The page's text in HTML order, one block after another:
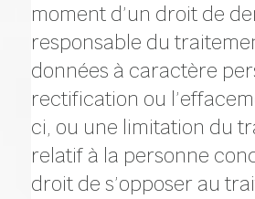
moment d’un droit de
responsable du
données à caractère
rectification ou
ci, ou une limitation du
relatif à la personne
droit de s’opposer au